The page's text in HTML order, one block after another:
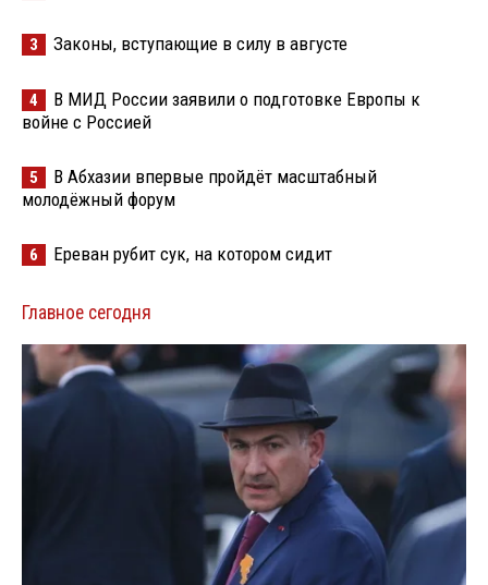
3 Законы, вступающие в силу в августе
4
В МИД России заявили о подготовке Европы к
войне с Россией
5
В Абхазии впервые пройдёт масштабный
молодёжный форум
6 Ереван рубит сук, на котором сидит
Главное сегодня